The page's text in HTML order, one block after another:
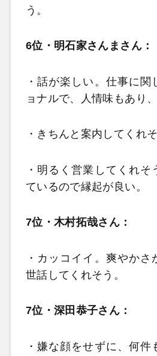
う。
6位・明石家さんまさん：
・話が楽しい。仕事に関
ョナルで、人情味もあり、
・きちんと案内してくれそ
・明るく営業してくれそ
ているので縁起が良い。
7位・木村拓哉さん：
・カッコイイ。爽やかさ
世話してくれそう 。
7位・深田恭子さん：
・嫌な顔をせずに、何件